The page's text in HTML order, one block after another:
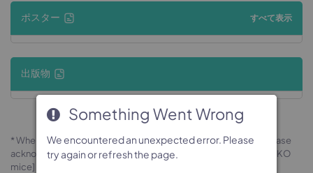
ポスター すべて表示
出版物
* When publishing results obtained using this animal model, please
acknowledge the source as follows: The animal model [B-Ccr2 KO
mice] (Cat# 111631) was purchased from Biocytogen.
Something Went Wrong
We encountered an unexpected error. Please
try again or refresh the page.
Something Went Wrong
We encountered an unexpected error. Please
try again or refresh the page.
Something Went Wrong
We encountered an unexpected error. Please
try again or refresh the page.
Something Went Wrong
We encountered an unexpected error. Please
try again or refresh the page.